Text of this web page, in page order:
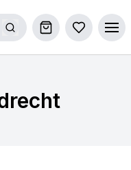
Winkelwagen